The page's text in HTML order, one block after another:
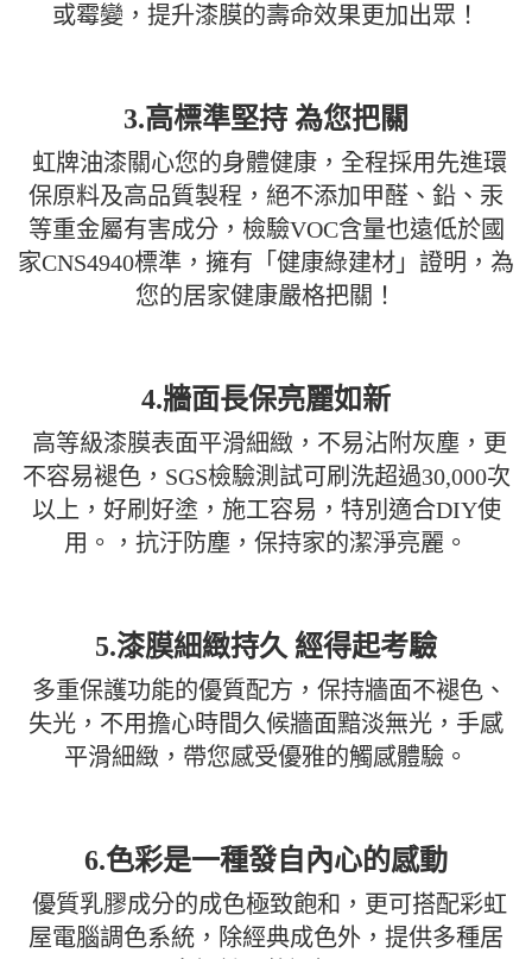
或霉變，提升漆膜的壽命效果更加出眾！
3.高標準堅持 為您把關
虹牌油漆關心您的身體健康，全程採用先進環
保原料及高品質製程，絕不添加甲醛、鉛、汞
等重金屬有害成分，檢驗VOC含量也遠低於國
家CNS4940標準，擁有「健康綠建材」證明，為
您的居家健康嚴格把關！
4.牆面長保亮麗如新
高等級漆膜表面平滑細緻，不易沾附灰塵，更
不容易褪色，SGS檢驗測試可刷洗超過30,000次
以上，好刷好塗，施工容易，特別適合DIY使
用。，抗汙防塵，保持家的潔淨亮麗。
5.漆膜細緻持久 經得起考驗
多重保護功能的優質配方，保持牆面不褪色、
失光，不用擔心時間久候牆面黯淡無光，手感
平滑細緻，帶您感受優雅的觸感體驗。
6.色彩是一種發自內心的感動
優質乳膠成分的成色極致飽和，更可搭配彩虹
屋電腦調色系統，除經典成色外，提供多種居